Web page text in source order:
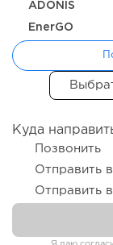
ADONIS
EnerGO
Куда
Позвонить
Отправить
Отправить